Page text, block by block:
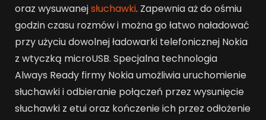
oraz wysuwanejsłuchawki. Zapewnia aż do ośmiu
godzin czasu rozmów i można go łatwo naładować
przy użyciu dowolnej ładowarki telefonicznej Nokia
z wtyczką microUSB. Specjalna technologia
Always Ready firmy Nokia umożliwia uruchomienie
słuchawki i odbieranie połączeń przez wysunięcie
słuchawki z etui oraz kończenie ich przez odłożenie